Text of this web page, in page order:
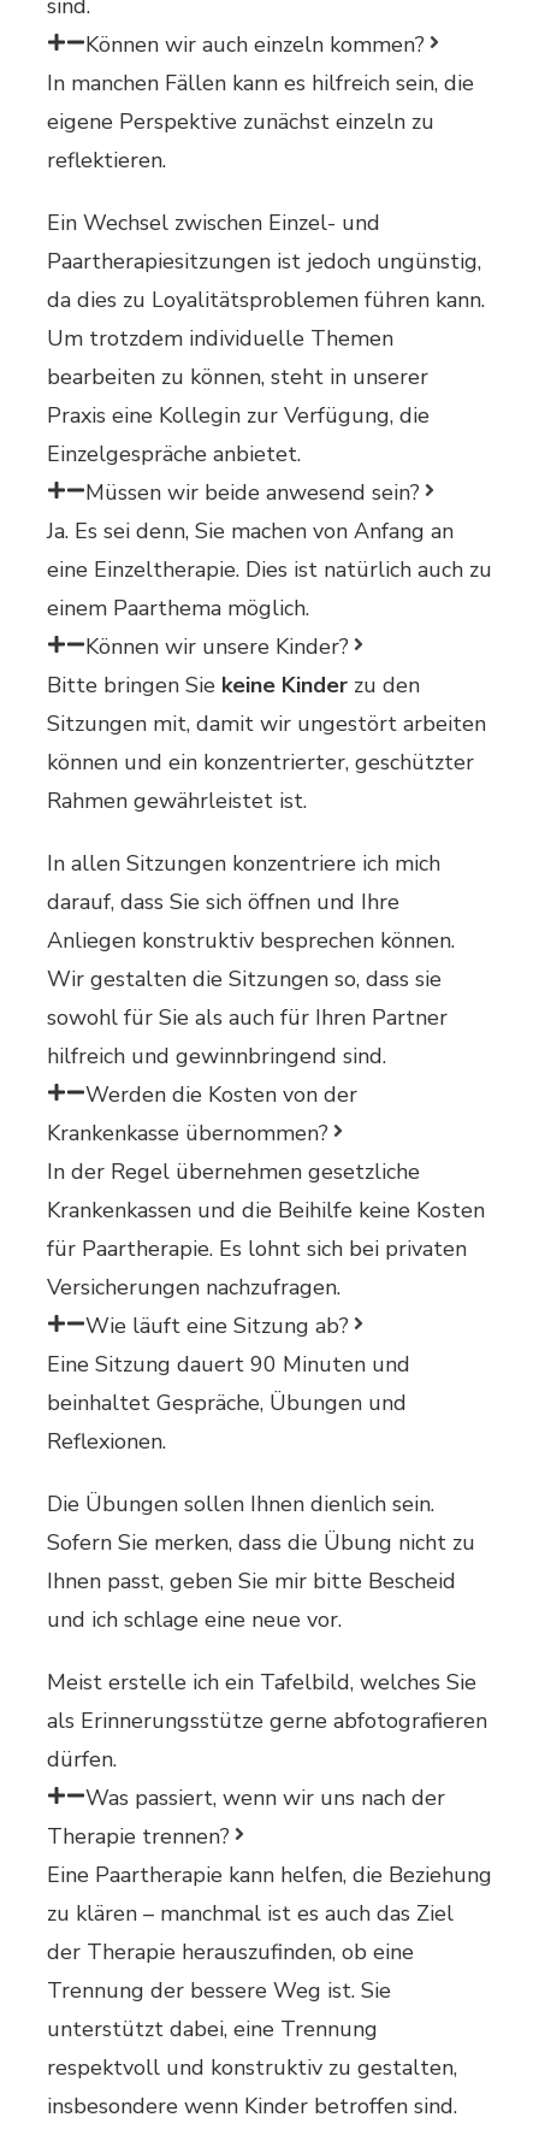
sind.
Können wir auch einzeln kommen?
In manchen Fällen kann es hilfreich sein, die
eigene Perspektive zunächst einzeln zu
reflektieren.
Ein Wechsel zwischen Einzel- und
Paartherapiesitzungen ist jedoch ungünstig,
da dies zu Loyalitätsproblemen führen kann.
Um trotzdem individuelle Themen
bearbeiten zu können, steht in unserer
Praxis eine Kollegin zur Verfügung, die
Einzelgespräche anbietet.
Müssen wir beide anwesend sein?
Ja. Es sei denn, Sie machen von Anfang an
eine Einzeltherapie. Dies ist natürlich auch zu
einem Paarthema möglich.
Können wir unsere Kinder?
Bitte bringen Sie keine Kinder zu den
Sitzungen mit, damit wir ungestört arbeiten
können und ein konzentrierter, geschützter
Rahmen gewährleistet ist.
In allen Sitzungen konzentriere ich mich
darauf, dass Sie sich öffnen und Ihre
Anliegen konstruktiv besprechen können.
Wir gestalten die Sitzungen so, dass sie
sowohl für Sie als auch für Ihren Partner
hilfreich und gewinnbringend sind.
Werden die Kosten von der
Krankenkasse übernommen?
In der Regel übernehmen gesetzliche
Krankenkassen und die Beihilfe keine Kosten
für Paartherapie. Es lohnt sich bei privaten
Versicherungen nachzufragen.
Wie läuft eine Sitzung ab?
Eine Sitzung dauert 90 Minuten und
beinhaltet Gespräche, Übungen und
Reflexionen.
Die Übungen sollen Ihnen dienlich sein.
Sofern Sie merken, dass die Übung nicht zu
Ihnen passt, geben Sie mir bitte Bescheid
und ich schlage eine neue vor.
Meist erstelle ich ein Tafelbild, welches Sie
als Erinnerungsstütze gerne abfotografieren
dürfen.
Was passiert, wenn wir uns nach der
Therapie trennen?
Eine Paartherapie kann helfen, die Beziehung
zu klären – manchmal ist es auch das Ziel
der Therapie herauszufinden, ob eine
Trennung der bessere Weg ist. Sie
unterstützt dabei, eine Trennung
respektvoll und konstruktiv zu gestalten,
insbesondere wenn Kinder betroffen sind.